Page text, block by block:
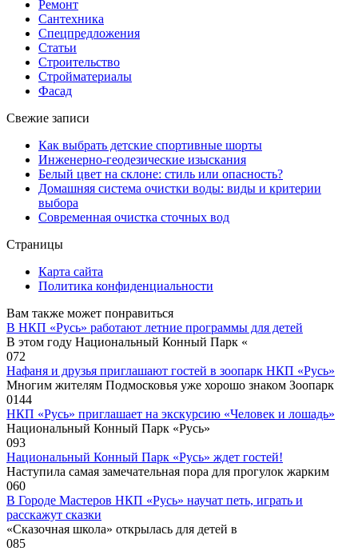
Ремонт
Сантехника
Спецпредложения
Статьи
Строительство
Стройматериалы
Фасад
Свежие записи
Как выбрать детские спортивные шорты
Инженерно-геодезические изыскания
Белый цвет на склоне: стиль или опасность?
Домашняя система очистки воды: виды и критерии
выбора
Современная очистка сточных вод
Страницы
Карта сайта
Политика конфиденциальности
Вам также может понравиться
В НКП «Русь» работают летние программы для детей
В этом году Национальный Конный Парк «
072
Нафаня и друзья приглашают гостей в зоопарк НКП «Русь»
Многим жителям Подмосковья уже хорошо знаком Зоопарк
0144
НКП «Русь» приглашает на экскурсию «Человек и лошадь»
Национальный Конный Парк «Русь»
093
Национальный Конный Парк «Русь» ждет гостей!
Наступила самая замечательная пора для прогулок жарким
060
В Городе Мастеров НКП «Русь» научат петь, играть и
расскажут сказки
«Сказочная школа» открылась для детей в
085